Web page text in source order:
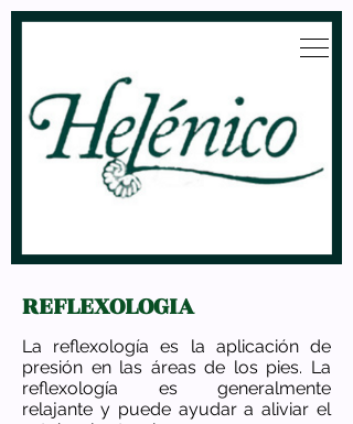
REFLEXOLOGIA
La reflexología es la aplicación de
presión en las áreas de los pies. La
reflexología es generalmente
relajante y puede ayudar a aliviar el